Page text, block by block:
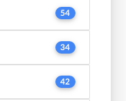
54
34
42